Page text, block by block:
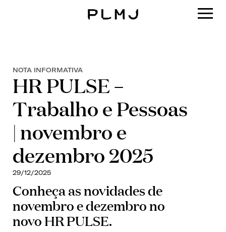
NOTA INFORMATIVA
HR PULSE –
Trabalho e Pessoas
| novembro e
dezembro 2025
29/12/2025
Conheça as novidades de
novembro e dezembro no
novo HR PULSE.